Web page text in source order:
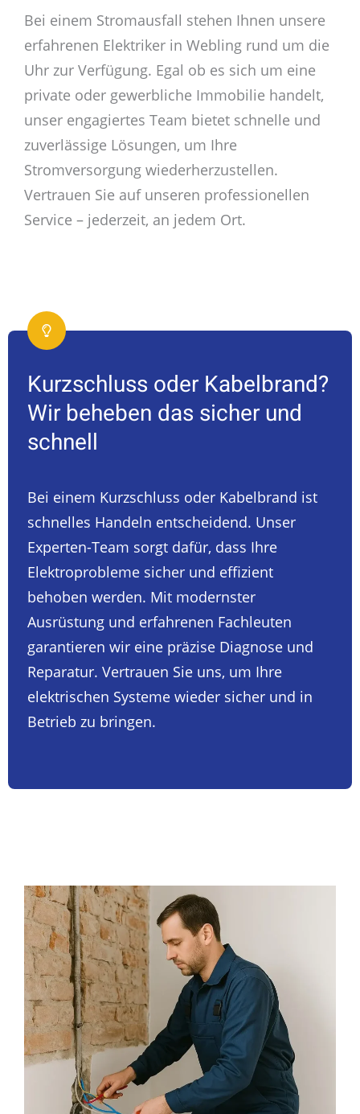
Bei einem Stromausfall stehen Ihnen unsere
erfahrenen Elektriker in Webling rund um die
Uhr zur Verfügung. Egal ob es sich um eine
private oder gewerbliche Immobilie handelt,
unser engagiertes Team bietet schnelle und
zuverlässige Lösungen, um Ihre
Stromversorgung wiederherzustellen.
Vertrauen Sie auf unseren professionellen
Service – jederzeit, an jedem Ort.
Kurzschluss oder Kabelbrand?
Wir beheben das sicher und
schnell
Bei einem Kurzschluss oder Kabelbrand ist
schnelles Handeln entscheidend. Unser
Experten-Team sorgt dafür, dass Ihre
Elektroprobleme sicher und effizient
behoben werden. Mit modernster
Ausrüstung und erfahrenen Fachleuten
garantieren wir eine präzise Diagnose und
Reparatur. Vertrauen Sie uns, um Ihre
elektrischen Systeme wieder sicher und in
Betrieb zu bringen.